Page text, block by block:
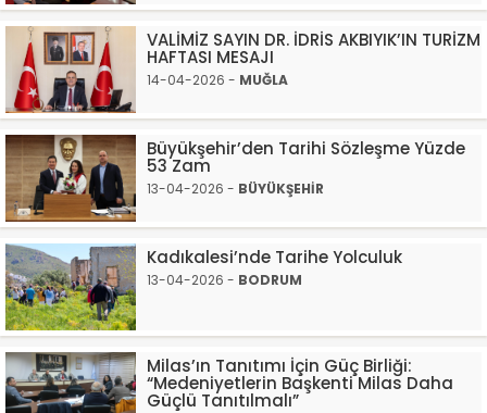
VALİMİZ SAYIN DR. İDRİS AKBIYIK’IN TURİZM
HAFTASI MESAJI
14-04-2026 - MUĞLA
Büyükşehir’den Tarihi Sözleşme Yüzde
53 Zam
13-04-2026 - BÜYÜKŞEHİR
Kadıkalesi’nde Tarihe Yolculuk
13-04-2026 - BODRUM
Milas’ın Tanıtımı İçin Güç Birliği:
“Medeniyetlerin Başkenti Milas Daha
Güçlü Tanıtılmalı”